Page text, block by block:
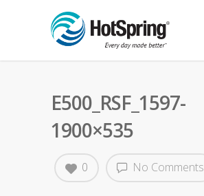
E500_RSF_1597-
1900×535
No Comments
0